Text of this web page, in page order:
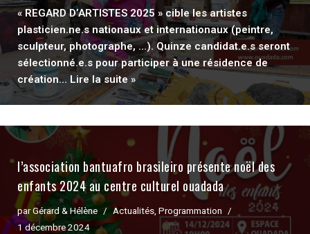
« REGARD D’ARTISTES 2025 » cible les artistes
plasticien.ne.s nationaux et internationaux (peintre,
sculpteur, photographe, …). Quinze candidat.e.s seront
sélectionné.e.s pour participer à une résidence de
création… Lire la suite »
l’association bantuafro brasileiro présente noël des
enfants 2024 au centre culturel ouadada
parGérard & Hélène Actualités Programmation
1 décembre 2024